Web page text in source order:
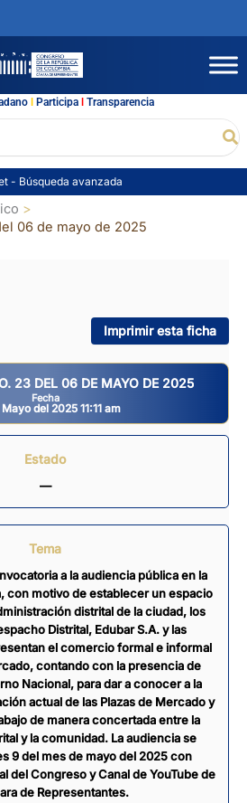
l Participal Transparencia
- Búsqueda avanzada
06 de mayo de 2025
Imprimir esta ficha
23 DEL 06 DE MAYO DE 2025
Fecha
del 2025 11:11 am
Estado
—
Tema
a la audiencia pública en la
con motivo de establecer un espacio
distrital de la ciudad, los
Distrital, Edubar S.A. y las
el comercio formal e informal
contando con la presencia de
Nacional, para dar a conocer a la
actual de las Plazas de Mercado y
de manera concertada entre la
y la comunidad. La audiencia se
9 del mes de mayo del 2025 con
del Congreso y Canal de YouTube de
de Representantes.